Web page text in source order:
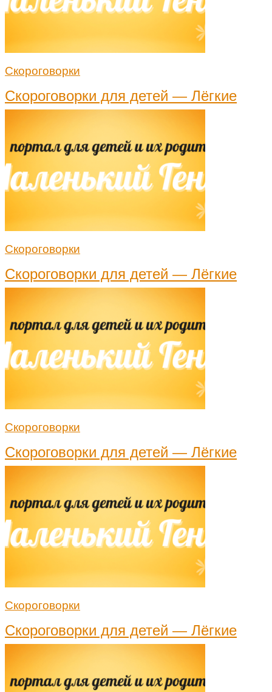
Скороговорки
Скороговорки для детей — Лёгкие
Скороговорки
Скороговорки для детей — Лёгкие
Скороговорки
Скороговорки для детей — Лёгкие
Скороговорки
Скороговорки для детей — Лёгкие